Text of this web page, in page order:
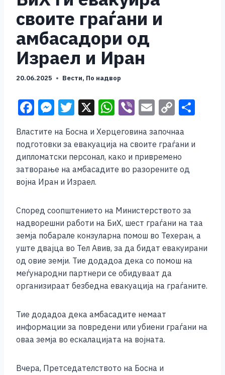
своите граѓани и
амбасадори од
Израел и Иран
20.06.2025 Вести, По надвор
F
c
e
b
o
o
k
M
ss
e
n
g
er
T
tt
er
X W
at
s
A
p
Vi
er
E
ai
l
C
p
y
Li
k
Властите на Босна и Херцеговина започнаа
подготовки за евакуација на своите граѓани и
дипломатски персонал, како и привремено
затворање на амбасадите во разорените од
војна Иран и Израел.
Според соопштението на Министерството за
надворешни работи на БиХ, шест граѓани на таа
земја побарале конзуларна помош во Техеран, а
уште двајца во Тел Авив, за да бидат евакуирани
од овие земји. Тие додадоа дека со помош на
меѓународни партнери се обидуваат да
организираат безбедна евакуација на граѓаните.
Тие додадоа дека амбасадите немаат
информации за повредени или убиени граѓани на
оваа земја во ескалацијата на војната.
Вчера, Претседателството на Босна и